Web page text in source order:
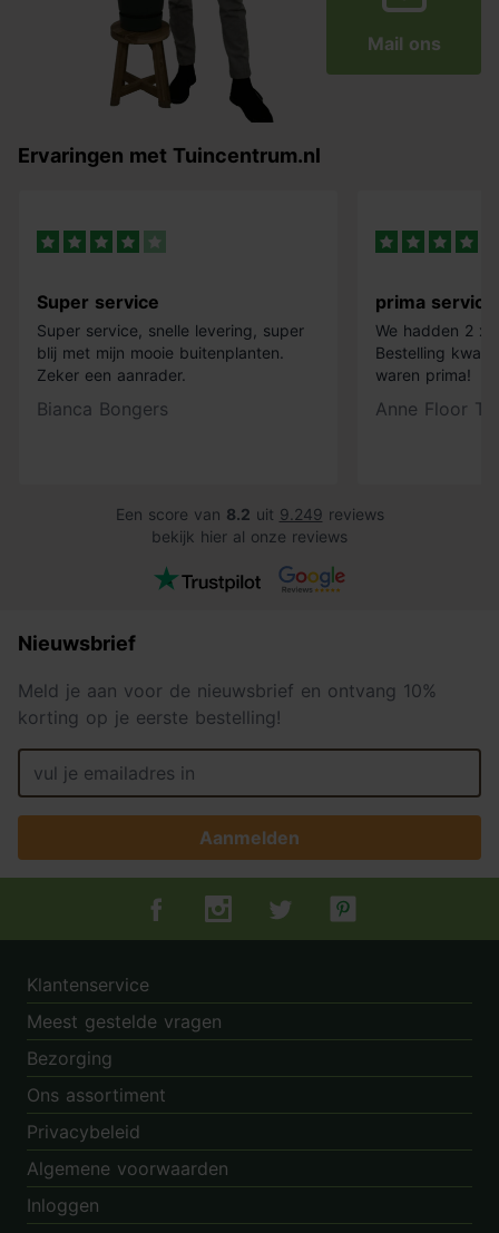
Mail ons
Ervaringen met Tuincentrum.nl
Super service
Super service, snelle levering, super
blij met mijn mooie buitenplanten.
Zeker een aanrader.
Bianca Bongers
prima service
We hadden 2 x
Bestelling
waren prima!
Anne Floor
Een score van 8.2 uit 9.249 reviews
bekijk hier al onze reviews
Nieuwsbrief
Meld je aan voor de nieuwsbrief en ontvang 10%
korting op je eerste bestelling!
Aanmelden
Tuincentrum.nl op Facebook
Tuincentrum.nl op Instagram
Tuincentrum.nl op Twitter
Tuincentrum.nl op
Klantenservice
Meest gestelde vragen
Bezorging
Ons assortiment
Privacybeleid
Algemene voorwaarden
Inloggen